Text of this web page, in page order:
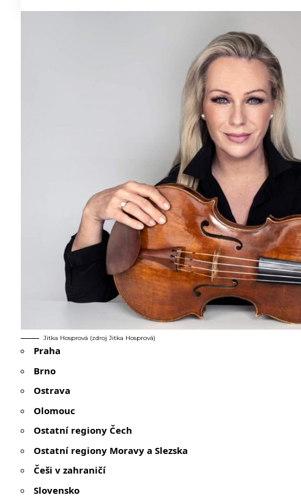
Jitka Hosprová (zdroj Jitka Hosprová)
Praha
Brno
Ostrava
Olomouc
Ostatní regiony Čech
Ostatní regiony Moravy a Slezska
Češi v zahraničí
Slovensko